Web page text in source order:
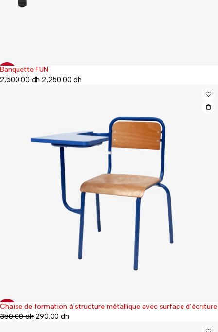
10%
Banquette FUN
2,500.00dh 2,250.00 dh
17%
Chaise de formation à structure métallique avec surface d’écriture
350.00dh 290.00 dh